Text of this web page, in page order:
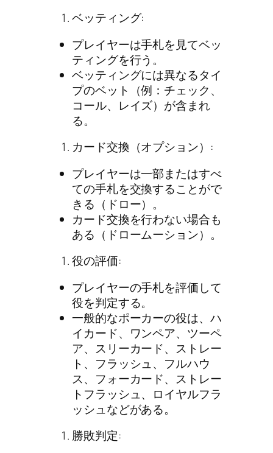
ベッティング:
プレイヤーは手札を見てベッ
ティングを行う。
ベッティングには異なるタイ
プのベット（例：チェック、
コール、レイズ）が含まれ
る。
カード交換（オプション）:
プレイヤーは一部またはすべ
ての手札を交換することがで
きる（ドロー）。
カード交換を行わない場合も
ある（ドロームーション）。
役の評価:
プレイヤーの手札を評価して
役を判定する。
一般的なポーカーの役は、ハ
イカード、ワンペア、ツーペ
ア、スリーカード、ストレー
ト、フラッシュ、フルハウ
ス、フォーカード、ストレー
トフラッシュ、ロイヤルフラ
ッシュなどがある。
勝敗判定: